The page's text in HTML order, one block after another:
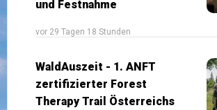
und Festnahme
vor 29 Tagen 18 Stunden
WaldAuszeit - 1. ANFT
zertifizierter Forest
Therapy Trail Österreichs